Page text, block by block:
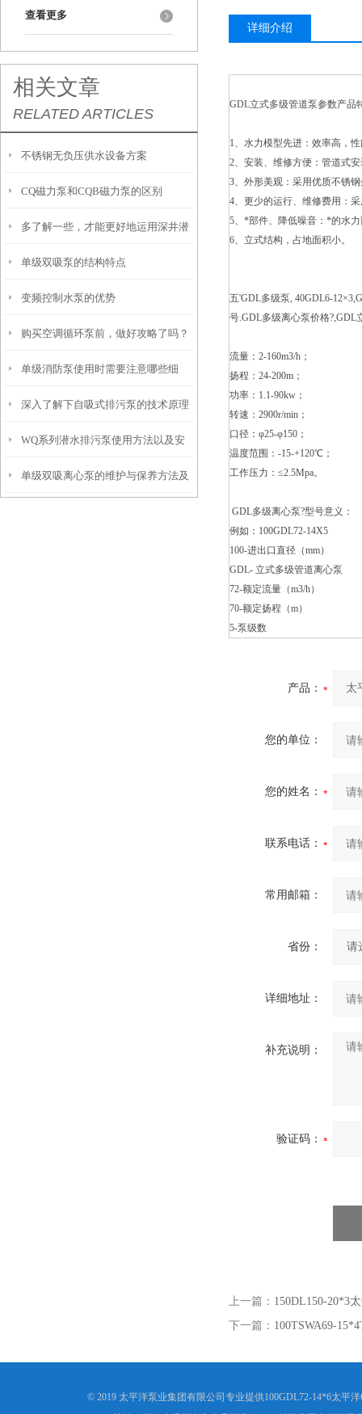
查看更多
相关文章
RELATED ARTICLES
不锈钢无负压供水设备方案
CQ磁力泵和CQB磁力泵的区别
多了解一些，才能更好地运用深井潜
水泵
单级双吸泵的结构特点
变频控制水泵的优势
购买空调循环泵前，做好攻略了吗？
单级消防泵使用时需要注意哪些细
节？
深入了解下自吸式排污泵的技术原理
WQ系列潜水排污泵使用方法以及安
全操作规程
单级双吸离心泵的维护与保养方法及
详细介绍
GDL立式多级管道泵参数产品
1、水力模型先进：效率高，
2、安装、维修方便：管道式
3、外形美观：采用优质不锈
4、更少的运行、维修费用：
5、*部件、降低噪音：*的水
6、立式结构，占地面积小。
五'GDL多级泵, 40GDL6-
号.GDL多级离心泵价格?,GDL
流量：2-160m3/h；
扬程：24-200m；
功率：1.1-90kw；
转速：2900r/min；
口径：φ25-φ150；
温度范围：-15-+120℃；
工作压力：≤2.5Mpa。
GDL多级离心泵?型号意义：
例如：100GDL72-14X5
100-进出口直径（mm）
GDL- 立式多级管道离心泵
72-额定流量（m3/h）
70-额定扬程（m）
5-泵级数
产品：
您的单位：
您的姓名：
联系电话：
常用邮箱：
省份：
详细地址：
补充说明：
验证码：
上一篇： 150DL150-20*3
下一篇： 100TSWA69-
© 2019 太平洋泵业集团有限公司专业提供100GDL72-14*6太平